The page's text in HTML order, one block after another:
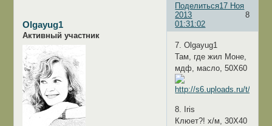
Поделиться
8
17 Ноя
2013
01:31:02
Olgayug1
Активный участник
7. Olgayug1
Там, где жил Моне,
мдф, масло, 50Х60
8. Iris
Клюет?! х/м, 30Х40